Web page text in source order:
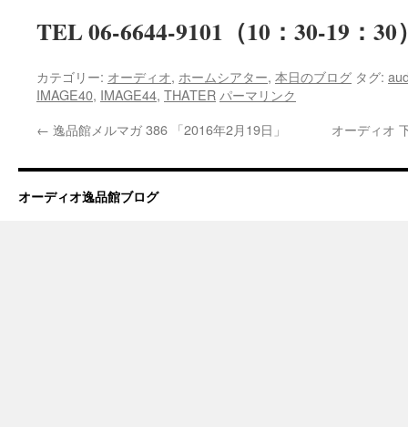
TEL 06-6644-9101（10：30-19：30
カテゴリー: オーディオ, ホームシアター, 本日のブログ タグ:
IMAGE40, IMAGE44, THATER パーマリンク
← 逸品館メルマガ 386 「2016年2月19日」 オーディオ
オーディオ逸品館ブログ